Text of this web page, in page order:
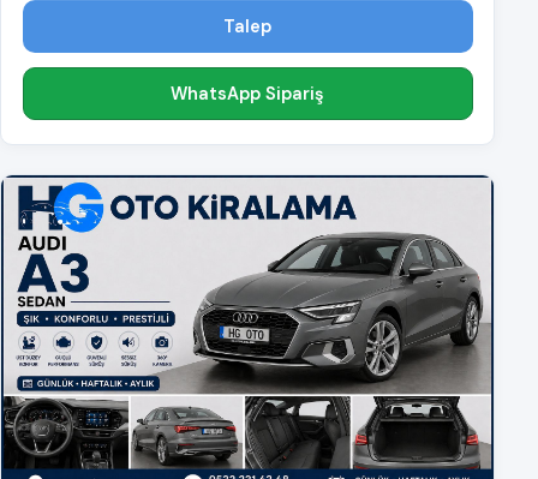
Talep
WhatsApp Sipariş